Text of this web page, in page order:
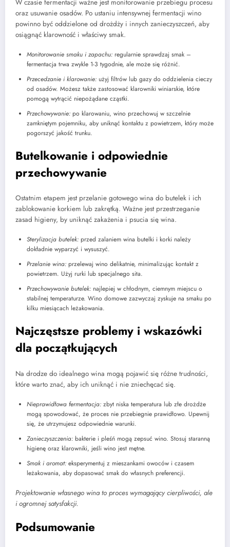
W czasie fermentacji ważne jest monitorowanie przebiegu procesu
oraz usuwanie osadów. Po ustaniu intensywnej fermentacji wino
powinno być oddzielone od drożdży i innych zanieczyszczeń, aby
osiągnąć klarowność i właściwy smak.
Monitorowanie smaku i zapachu: regularnie sprawdzaj smak –
fermentacja trwa zwykle 1-3 tygodnie, ale może się różnić.
Przecedzanie i klarowanie: użyj filtrów lub gazy do oddzielenia cieczy
od osadów. Możesz także zastosować klarowniki winiarskie, które
pomogą wytrącić niepożądane cząstki.
Przechowywanie: po klarowaniu, wino przechowuj w szczelnie
zamkniętym pojemniku, aby uniknąć kontaktu z powietrzem, który może
pogorszyć jakość trunku.
Butelkowanie i odpowiednie
przechowywanie
Ostatnim etapem jest przelanie gotowego wina do butelek i ich
zablokowanie korkiem lub zakrętką. Ważne jest przestrzeganie
zasad higieny, by uniknąć zakażenia i psucia się wina.
Sterylizacja butelek: przed zalaniem wina butelki i korki należy
dokładnie wyparzyć i wysuszyć.
Przelanie wina: przelewaj wino delikatnie, minimalizując kontakt z
powietrzem. Użyj rurki lub specjalnego sita.
Przechowywanie butelek: najlepiej w chłodnym, ciemnym miejscu o
stabilnej temperaturze. Wino domowe zazwyczaj zyskuje na smaku po
kilku miesiącach leżakowania.
Najczęstsze problemy i wskazówki
dla początkujących
Na drodze do idealnego wina mogą pojawić się różne trudności,
które warto znać, aby ich uniknąć i nie zniechęcać się.
Nieprawidłowa fermentacja: zbyt niska temperatura lub złe drożdże
mogą spowodować, że proces nie przebiegnie prawidłowo. Upewnij
się, że utrzymujesz odpowiednie warunki.
Zanieczyszczenia: bakterie i pleśń mogą zepsuć wino. Stosuj staranną
higienę oraz klarowniki, jeśli wino jest mętne.
Smak i aromat: eksperymentuj z mieszankami owoców i czasem
leżakowania, aby dopasować smak do własnych preferencji.
Projektowanie własnego wina to proces wymagający cierpliwości, ale
i ogromnej satysfakcji.
Podsumowanie